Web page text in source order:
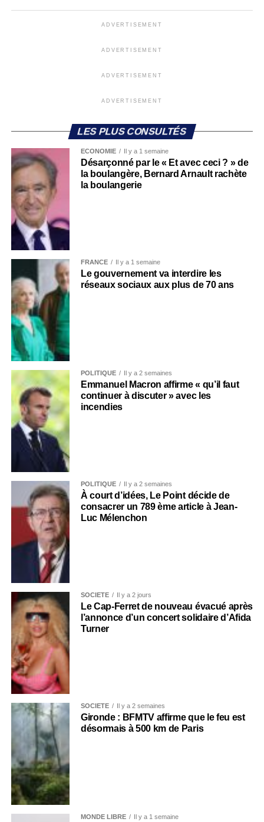
ADVERTISEMENT
ADVERTISEMENT
ADVERTISEMENT
ADVERTISEMENT
LES PLUS CONSULTÉS
ECONOMIE Il y a 1 semaine
Désarçonné par le « Et avec ceci ? » de
la boulangère, Bernard Arnault rachète
la boulangerie
FRANCE Il y a 1 semaine
Le gouvernement va interdire les
réseaux sociaux aux plus de 70 ans
POLITIQUE Il y a 2 semaines
Emmanuel Macron affirme « qu’il faut
continuer à discuter » avec les
incendies
POLITIQUE Il y a 2 semaines
À court d’idées, Le Point décide de
consacrer un 789 ème article à Jean-
Luc Mélenchon
SOCIÉTÉ Il y a 2 jours
Le Cap-Ferret de nouveau évacué après
l’annonce d’un concert solidaire d’Afida
Turner
SOCIÉTÉ Il y a 2 semaines
Gironde : BFMTV affirme que le feu est
désormais à 500 km de Paris
MONDE LIBRE Il y a 1 semaine